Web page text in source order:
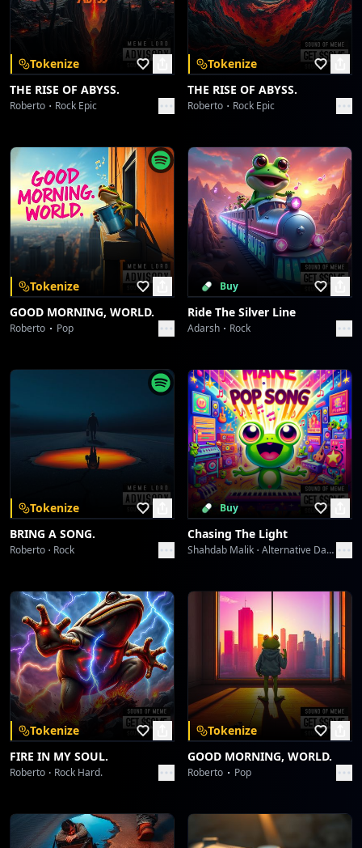
Tu misericordia,
porque en Ti he confiado.
Hazme saber el camino
por donde debo andar,
porque hacia Ti he elevado mi alma.
[chorus 2]
Por Tu Nombre, Señor,
me vivificarás;
por Tu justicia
sacarás mi alma de la angustia.Líbrame de mis
enemigos, Señor;
en Ti me refugio.
Enséñame a hacer Tu voluntad,
porque Tú eres mi Dios;
a tierra de rectitud.
Tokenize
THE RISE OF ABYSS.
Roberto Rock Epic
Tokenize
THE RISE OF ABYSS.
Roberto Rock Epic
Tokenize
GOOD MORNING, WORLD.
Roberto Pop
Buy
Ride The Silver Line
Adarsh Rock
Tokenize
BRING A SONG.
Roberto Rock
Buy
Chasing The Light
Shahdab Malik Alternative Dance
Tokenize
FIRE IN MY SOUL.
Roberto Rock Hard.
Tokenize
GOOD MORNING, WORLD.
Roberto Pop
Download on the
App Store
Get it on
Google Play